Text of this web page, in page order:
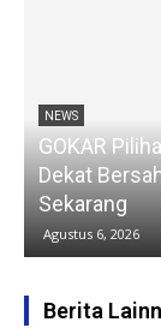
NEWS
GOKAR
Dekat
Sekarang
Agustus 6, 2026
Berita